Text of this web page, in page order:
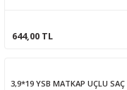
644,00 TL
3,9*19 YSB MATKAP UÇLU SAÇ